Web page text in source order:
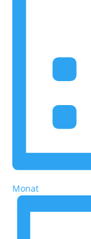
Monat